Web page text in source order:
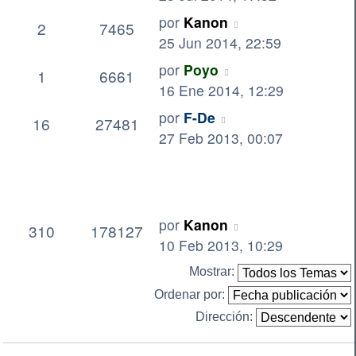
2 7465 por Kanon
25 Jun 2014, 22:59
1 6661 por Poyo
16 Ene 2014, 12:29
16 27481 por F-De
27 Feb 2013, 00:07
310 178127 por Kanon
10 Feb 2013, 10:29
Mostrar:
Ordenar por:
Dirección: